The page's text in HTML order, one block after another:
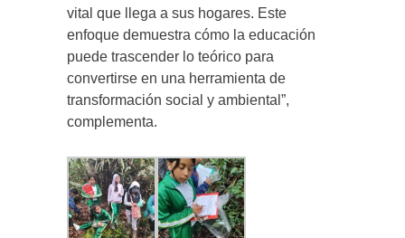
vital que llega a sus hogares. Este
enfoque demuestra cómo la educación
puede trascender lo teórico para
convertirse en una herramienta de
transformación social y ambiental”,
complementa.